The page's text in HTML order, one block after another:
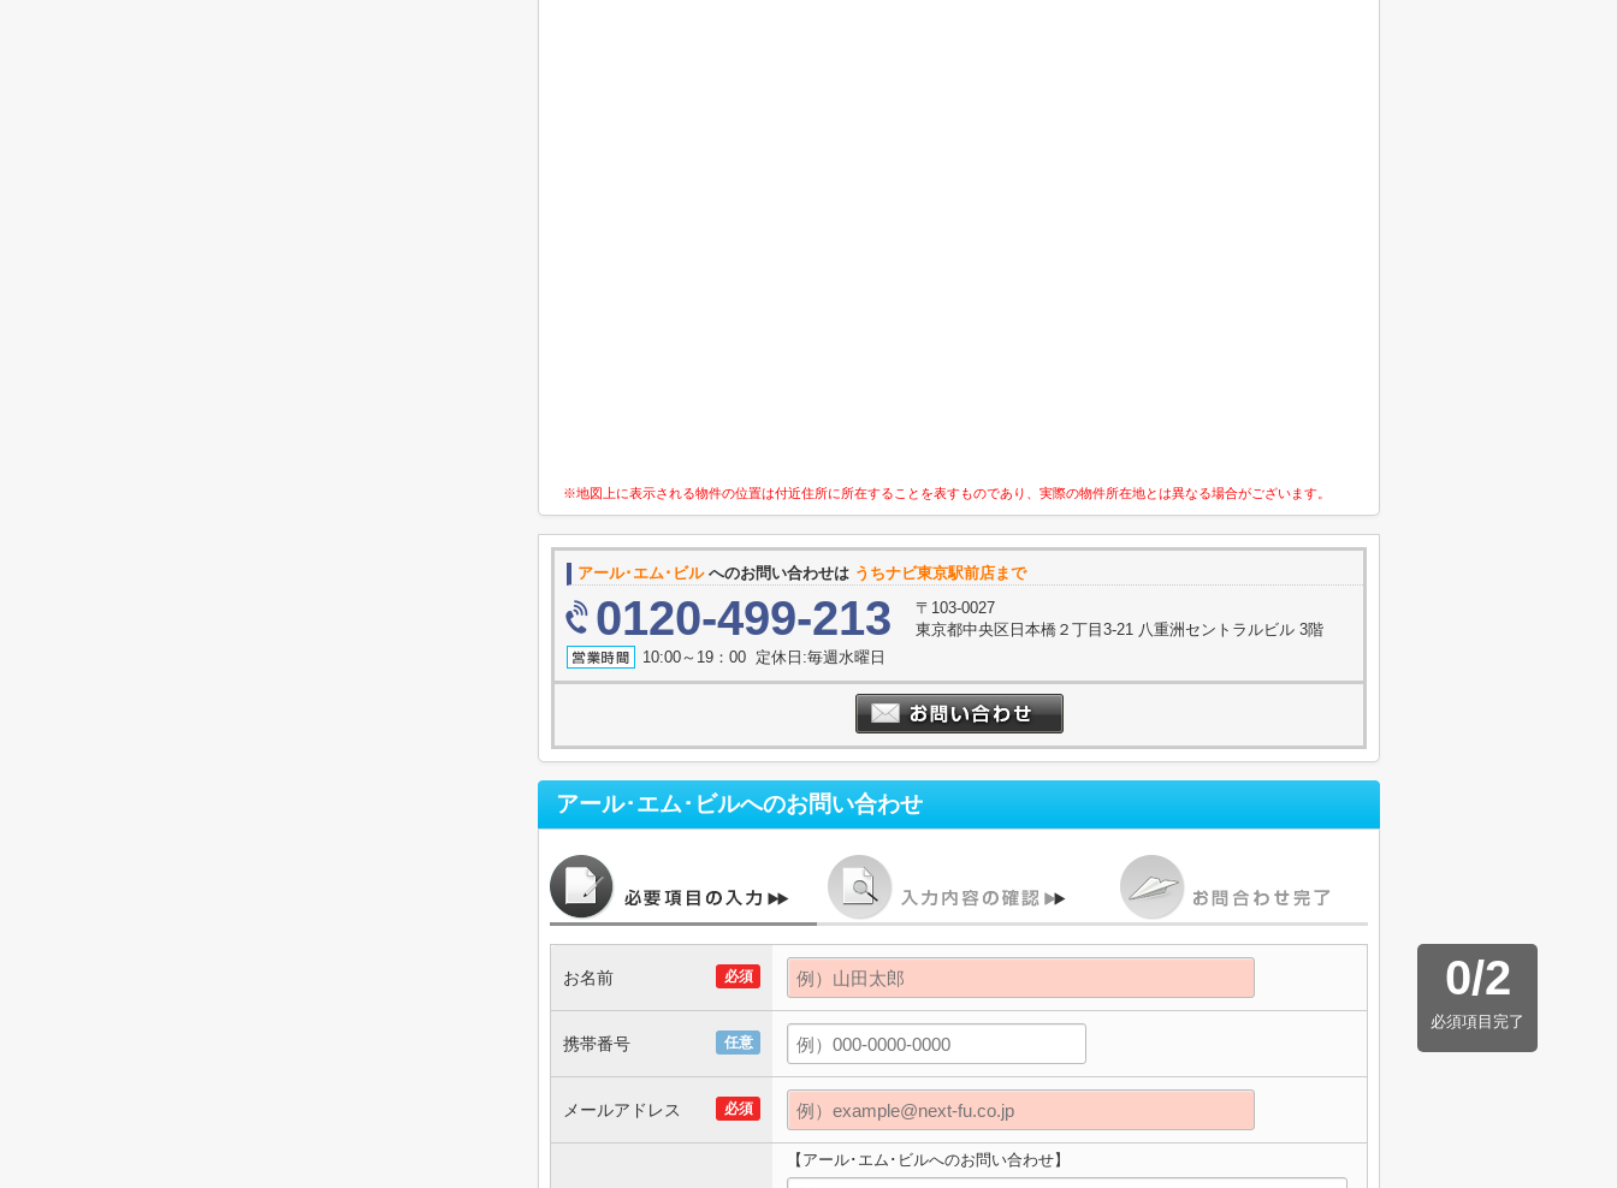
※地図上に表示される物件の位置は付近住所に所在することを表すものであり、実際の物件所在地とは異なる場合がございます。
アール･エム･ビルへのお問い合わせは うちナビ東京駅前店まで
0120-499-213
〒103-0027
東京都中央区日本橋２丁目3-21 八重洲セントラルビル 3階
10:00～19：00 定休日:毎週水曜日
アール･エム･ビルへのお問い合わせ
0/2
必須項目完了
必須
お名前
任意
携帯番号
必須
メールアドレス
【アール･エム･ビルへのお問い合わせ】